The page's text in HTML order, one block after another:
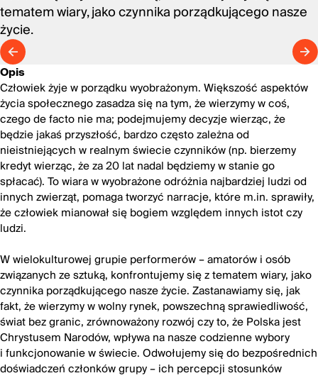
tematem wiary, jako czynnika porządkującego nasze
życie.
Opis
Człowiek żyje w porządku wyobrażonym. Większość aspektów
życia społecznego zasadza się na tym, że wierzymy w coś,
czego de facto nie ma; podejmujemy decyzje wierząc, że
będzie jakaś przyszłość, bardzo często zależna od
nieistniejących w realnym świecie czynników (np. bierzemy
kredyt wierząc, że za 20 lat nadal będziemy w stanie go
spłacać). To wiara w wyobrażone odróżnia najbardziej ludzi od
innych zwierząt, pomaga tworzyć narracje, które m.in. sprawiły,
że człowiek mianował się bogiem względem innych istot czy
ludzi.
W wielokulturowej grupie performerów – amatorów i osób
związanych ze sztuką, konfrontujemy się z tematem wiary, jako
czynnika porządkującego nasze życie. Zastanawiamy się, jak
fakt, że wierzymy w wolny rynek, powszechną sprawiedliwość,
świat bez granic, zrównoważony rozwój czy to, że Polska jest
Chrystusem Narodów, wpływa na nasze codzienne wybory
i funkcjonowanie w świecie. Odwołujemy się do bezpośrednich
doświadczeń członków grupy – ich percepcji stosunków